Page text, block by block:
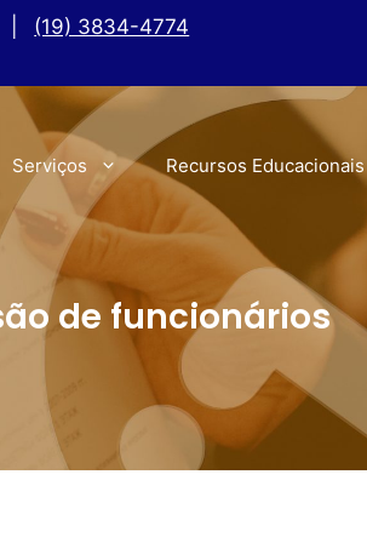
(19) 3834-4774
Serviços Recursos Educacionais
de funcionários